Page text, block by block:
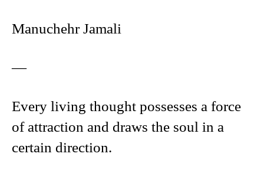
Manuchehr Jamali
—
Every living thought possesses a force
of attraction and draws the soul in a
certain direction.